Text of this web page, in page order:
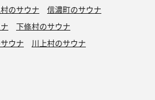
のサウナ
信濃町のサウナ
下條村のサウナ
ウナ
川上村のサウナ